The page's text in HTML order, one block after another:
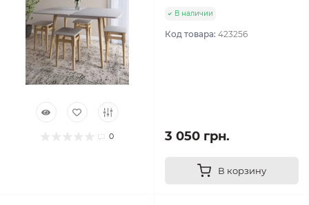
0
В наличии
Код товара: 423256
3 050 грн.
В корзину